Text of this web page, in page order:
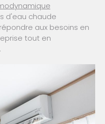
d'eau chaude
aux besoins en
tout en